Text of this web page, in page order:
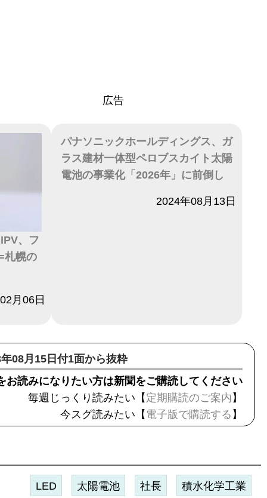
広告
、フ
札幌の
月06日
パナソニックホールディングス、ガ
ラス建材一体型ペロブスカイト太陽
電池の事業化「2026年」に前倒し
2024年08月13日
08月15日付1面から抜粋
お読みになりたい方は新聞をご購読してください
毎週じっくり読みたい【 定期購読のご案内 】
今スグ読みたい【 電子版で購読する 】
LED 太陽電池 社長 積水化学工業